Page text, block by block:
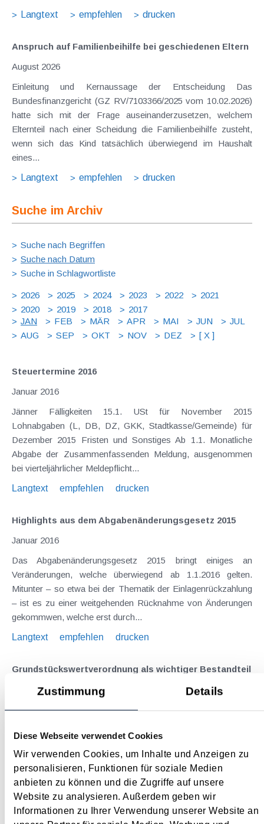
Zustimmung Details
Diese Webseite verwendet Cookies
Wir verwenden Cookies, um Inhalte und Anzeigen zu
personalisieren, Funktionen für soziale Medien
anbieten zu können und die Zugriffe auf unsere
Website zu analysieren. Außerdem geben wir
Informationen zu Ihrer Verwendung unserer Website an
Langtext
empfehlen drucken
Anspruch auf Familienbeihilfe bei geschiedenen Eltern
August 2026
Einleitung und Kernaussage der Entscheidung Das
Bundesfinanzgericht (GZ RV/7103366/2025 vom 10.02.2026)
hatte sich mit der Frage auseinanderzusetzen, welchem
Elternteil nach einer Scheidung die Familienbeihilfe zusteht,
wenn sich das Kind tatsächlich überwiegend im Haushalt
eines...
Langtext
empfehlen drucken
Suche im Archiv
Suche nach Begriffen
Suche nach Datum
Suche in Schlagwortliste
2026 2025 2024 2023 2022
2021
2020
2019 2018
2017
JAN
FEB MÄR APR MAI JUN
JUL
AUG
SEP OKT NOV DEZ [ X ]
Steuertermine 2016
Januar 2016
Jänner Fälligkeiten 15.1. USt für November 2015
Lohnabgaben (L, DB, DZ, GKK, Stadtkasse/Gemeinde) für
Dezember 2015 Fristen und Sonstiges Ab 1.1. Monatliche
Abgabe der Zusammenfassenden Meldung, ausgenommen
bei vierteljährlicher Meldepflicht...
Langtext
empfehlen drucken
Highlights aus dem Abgabenänderungsgesetz 2015
Januar 2016
Das Abgabenänderungsgesetz 2015 bringt einiges an
Veränderungen, welche überwiegend ab 1.1.2016 gelten.
Mitunter – so etwa bei der Thematik der Einlagenrückzahlung
– ist es zu einer weitgehenden Rücknahme von Änderungen
gekommwen, welche erst durch...
Langtext
empfehlen drucken
Grundstückswertverordnung als wichtiger Bestandteil
gekennzeichnet, dass anstelle des (dreifachen) Einheitswertes
ab 1.1.2016 der sogenannte Grundstückswert als
Bemessungsgrundlage gilt, welcher deutlich näher am
Verkehrswert liegt und somit bei unentgeltlichen...
Langtext
empfehlen drucken